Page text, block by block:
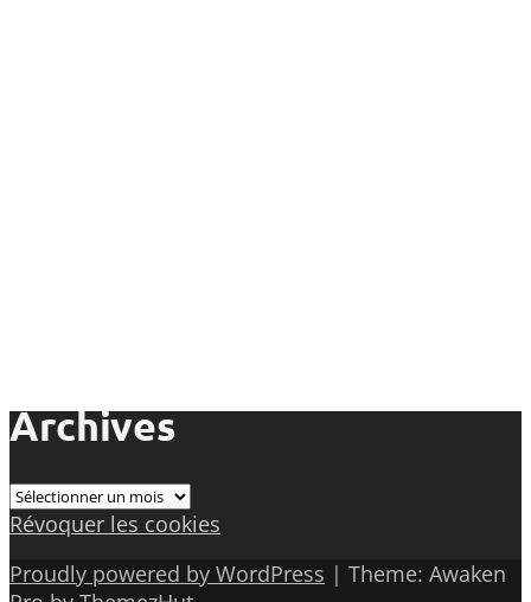
Archives
Archives
Révoquer les cookies
Proudly powered by WordPress | Theme: Awaken